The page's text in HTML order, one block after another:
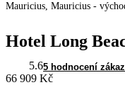
Mauricius, Mauricius -
Hotel Long
5.65 hodnocení
66 909 Kč